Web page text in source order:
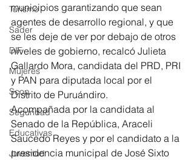
Turismo
Sader
DIF
Mujeres
Scop
Seguridad
Educativas
Juventud
municipios garantizando que sean
agentes de desarrollo regional, y que
se les deje de ver por debajo de otros
niveles de gobierno, recalcó Julieta
Gallardo Mora, candidata del PRD, PRI
y PAN para diputada local por el
Distrito de Puruándiro.
Acompañada por la candidata al
Senado de la República, Araceli
Saucedo Reyes y por el candidato a la
presidencia municipal de José Sixto